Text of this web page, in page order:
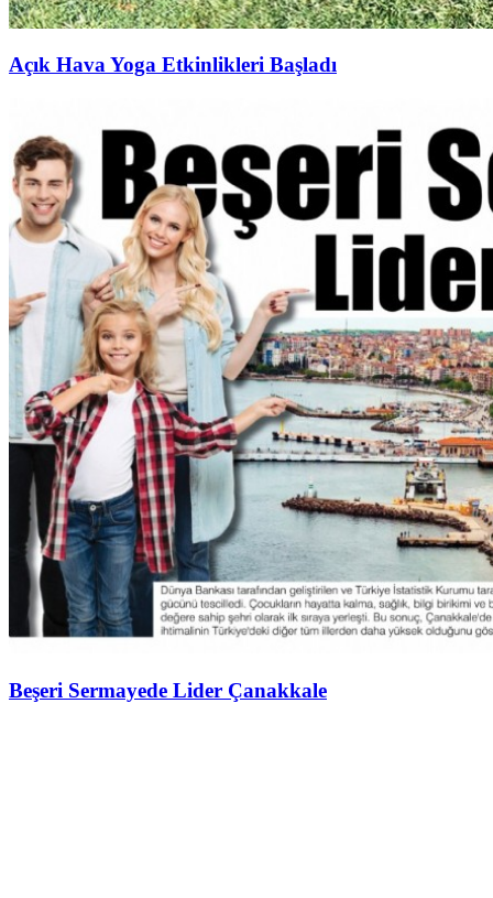
Açık Hava Yoga Etkinlikleri Başladı
Beşeri Sermayede Lider Çanakkale